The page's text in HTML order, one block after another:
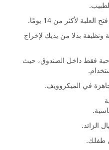
لأكثر من 14 يومًا.
بدلا من يديك لإخراج
فقط داخل الصندوق، حيث
في الميكروويف.
الزائد.
طفلك.